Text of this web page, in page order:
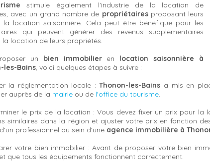
stimule également l'industrie de la location de
avec un grand nombre de propriétairesproposant leurs
la location saisonnière. Cela peut être bénéfique pour les
qui peuvent générer des revenus supplémentaires
la location de leurs propriétés.
un bien immobilieren location saisonnière à
les-Bains, voici quelques étapes à suivre :
la réglementation locale :Thonon-les-Bains a mis en
auprès de la mairie ou de l'office du tourisme.
le prix de la location : Vous devez fixer un prix pour
similaires dans la région et ajuster votre prix en fonction
professionnel au sein d’une agence immobilière à
votre bien immobilier : Avant de proposer votre bien
que tous les équipements fonctionnent correctement.